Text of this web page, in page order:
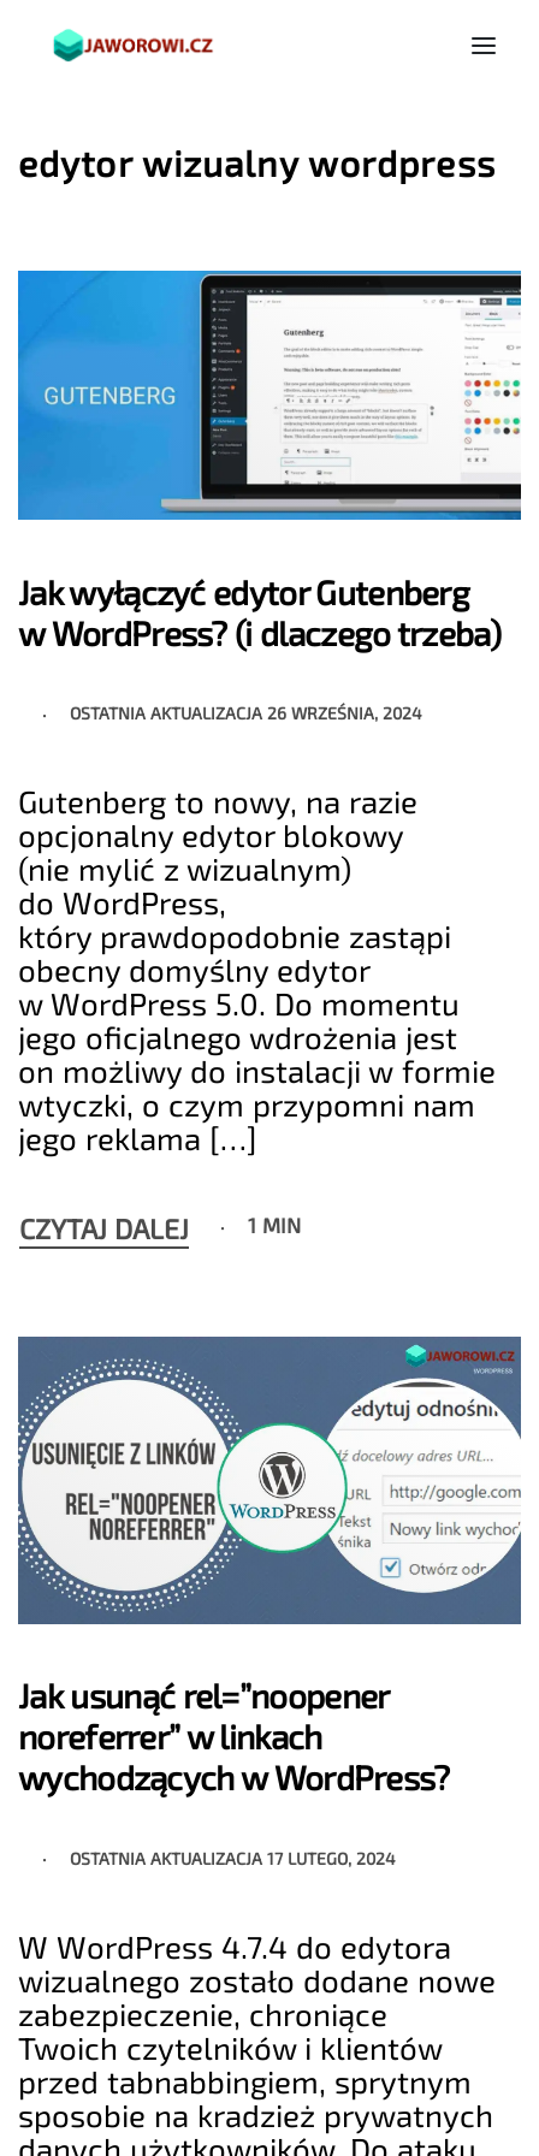
edytor wizualny wordpress
Jak wyłączyć edytor Gutenberg
w WordPress? (i dlaczego trzeba)
OSTATNIA AKTUALIZACJA 26 WRZEŚNIA, 2024
Gutenberg to nowy, na razie
opcjonalny edytor blokowy
(nie mylić z wizualnym)
do WordPress,
który prawdopodobnie zastąpi
obecny domyślny edytor
w WordPress 5.0. Do momentu
jego oficjalnego wdrożenia jest
on możliwy do instalacji w formie
wtyczki, o czym przypomni nam
jego reklama […]
CZYTAJ DALEJ 1 MIN
Jak usunąć rel=”noopener
noreferrer” w linkach
wychodzących w WordPress?
OSTATNIA AKTUALIZACJA17 LUTEGO, 2024
W WordPress 4.7.4 do edytora
wizualnego zostało dodane nowe
zabezpieczenie, chroniące
Twoich czytelników i klientów
przed tabnabbingiem, sprytnym
sposobie na kradzież prywatnych
danych użytkowników. Do ataku